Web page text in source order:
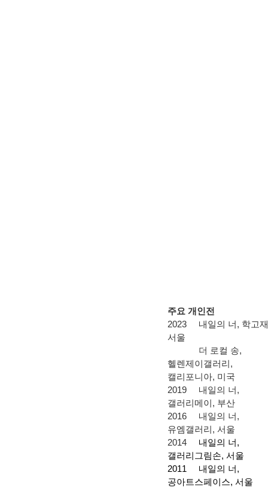
주요 개인전
2023
내일의 너, 학고재
서울
더 로컬 송,
헬렌제이갤러리,
캘리포니아, 미국
2019
내일의 너,
갤러리메이, 부산
2016
내일의 너,
유엠갤러리, 서울
2014
내일의 너,
갤러리그림손, 서울
2011
내일의 너,
공아트스페이스, 서울